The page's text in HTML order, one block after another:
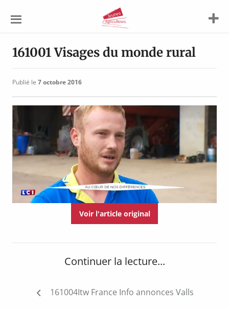
Agriculteurs
161001 Visages du monde rural
Publié le 7 octobre 2016
Voir l'article original
Continuer la lecture...
Navigation161004Itw France Info annonces Valls